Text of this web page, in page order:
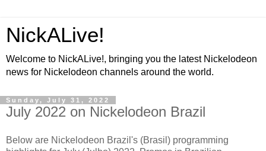
NickALive!
Welcome to NickALive!, bringing you the latest Nickelodeon
news for Nickelodeon channels around the world.
Sunday, July 31, 2022
July 2022 on Nickelodeon Brazil
Below are Nickelodeon Brazil's (Brasil) programming